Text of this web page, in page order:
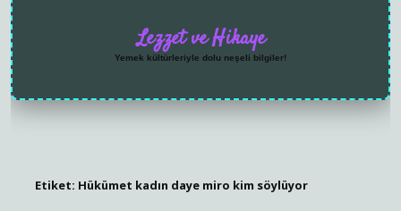
Lezzet ve Hikaye
Yemek kültürleriyle dolu neşeli bilgiler!
Etiket: Hükümet kadın daye miro kim söylüyor